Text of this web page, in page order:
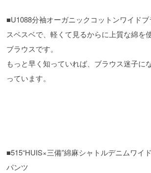
■U1088分袖オーガニックコットンワイドブ
スベスベで、軽くて見るからに上質な綿を
ブラウスです。
もっと早く知っていれば、ブラウス迷子に
っています。
■515“HUIS×三備”綿麻シャトルデニムワイ
パンツ